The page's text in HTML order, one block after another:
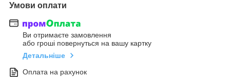
Умови оплати
Ви отримаєте замовлення
або гроші повернуться на вашу картку
Детальніше
Оплата на рахунок